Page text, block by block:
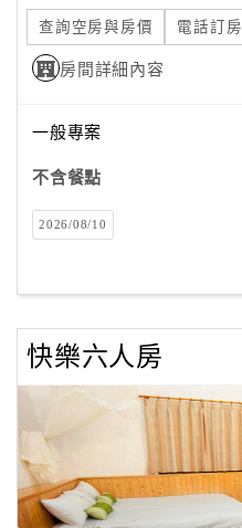
單
管
理
員
戶
客
服
聯
Line
線
查詢空房與房價 電話訂房
房間詳細內容
一般專案
不含餐點
2026/08/10
快樂六人房